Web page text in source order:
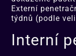
Externí
týdnů (podle
Interní